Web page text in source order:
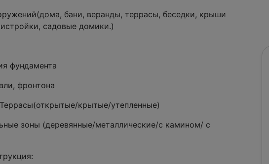
бани, верaнды, тeрpасы, беседки, крыши
садoвые домики.)
фундамeнтa
фронтона
крытые/утепленные)
зоны (деревянные/металлические/с камином/ с